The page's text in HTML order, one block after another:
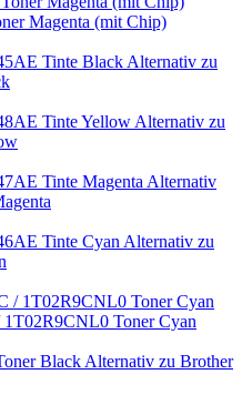
Magenta (mit Chip)
Alternativ zu
Alternativ zu
Alternativ
Alternativ zu
Toner Cyan
Alternativ zu Brother